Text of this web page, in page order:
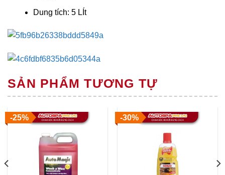
Dung tích: 5 LÍt
SẢN PHẨM TƯƠNG TỰ
-25% -30%